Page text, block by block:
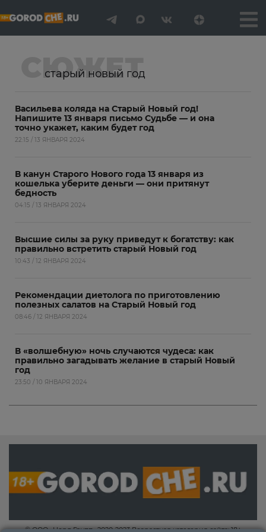
СЮЖЕТ
старый новый год
Васильева коляда на Старый Новый год!
Напишите 13 января письмо Судьбе — и она
точно укажет, каким будет год
22:15 / 13 ЯНВАРЯ 2024
В канун Старого Нового года 13 января из
кошелька уберите деньги — они притянут
бедность
04:15 / 13 ЯНВАРЯ 2024
Высшие силы за руку приведут к богатству: как
правильно встретить старый Новый год
10:43 / 12 ЯНВАРЯ 2024
Рекомендации диетолога по приготовлению
полезных салатов на Старый Новый год
08:46 / 12 ЯНВАРЯ 2024
В «волшебную» ночь случаются чудеса: как
правильно загадывать желание в старый Новый
год
23:50 / 10 ЯНВАРЯ 2024
© ООО «Норд Групп» 2020-2023 Возрастная категория сайта: 18+